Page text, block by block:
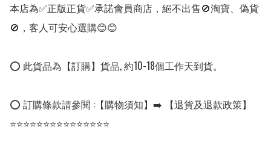
本店為✅正版正貨✅承諾會員商店，絕不出售🚫淘寶、偽貨
🚫，客人可安心選購😊😊
⭕ 此貨品為【訂購】貨品, 約10-18個工作天到貨。
⭕ 訂購條款請參閱 :【購物須知】➡️ 【退貨及退款政策】
⭐⭐⭐⭐⭐⭐⭐⭐⭐⭐⭐⭐⭐⭐⭐